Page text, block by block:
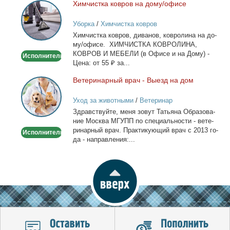
Химчистка
ковров
на
дому/
Исполнитель
Хим­чист­ка ков­ров на до­му/офи­се
Уборка/ Химчистка ковров
Хим­чист­ка ков­ров, ди­ва­нов, ков­ро­ли­на на до­
му/офи­се. ХИМЧИСТКА КОВРОЛИНА,
КОВРОВ И МЕБЕЛИ (в Офи­се и на До­му) -
Це­на: от 55 ₽ за...
Ветеринарный
врач
-
Выезд
дом
Исполнитель
Ве­те­ри­нар­ный врач - Вы­езд на дом
Уход за животными/ Ветеринар
Здрав­ствуй­те, ме­ня зо­вут Та­тья­на Об­ра­зо­ва­
ние Москва МГУПП по спе­ци­аль­но­сти - ве­те­
ри­нар­ный врач. Прак­ти­ку­ю­щий врач с 2013 го­
да - на­прав­ле­ния:...